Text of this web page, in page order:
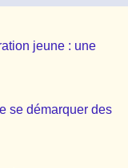
jeune : une
se démarquer des